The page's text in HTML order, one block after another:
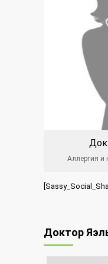
Аллергия и
Доктор